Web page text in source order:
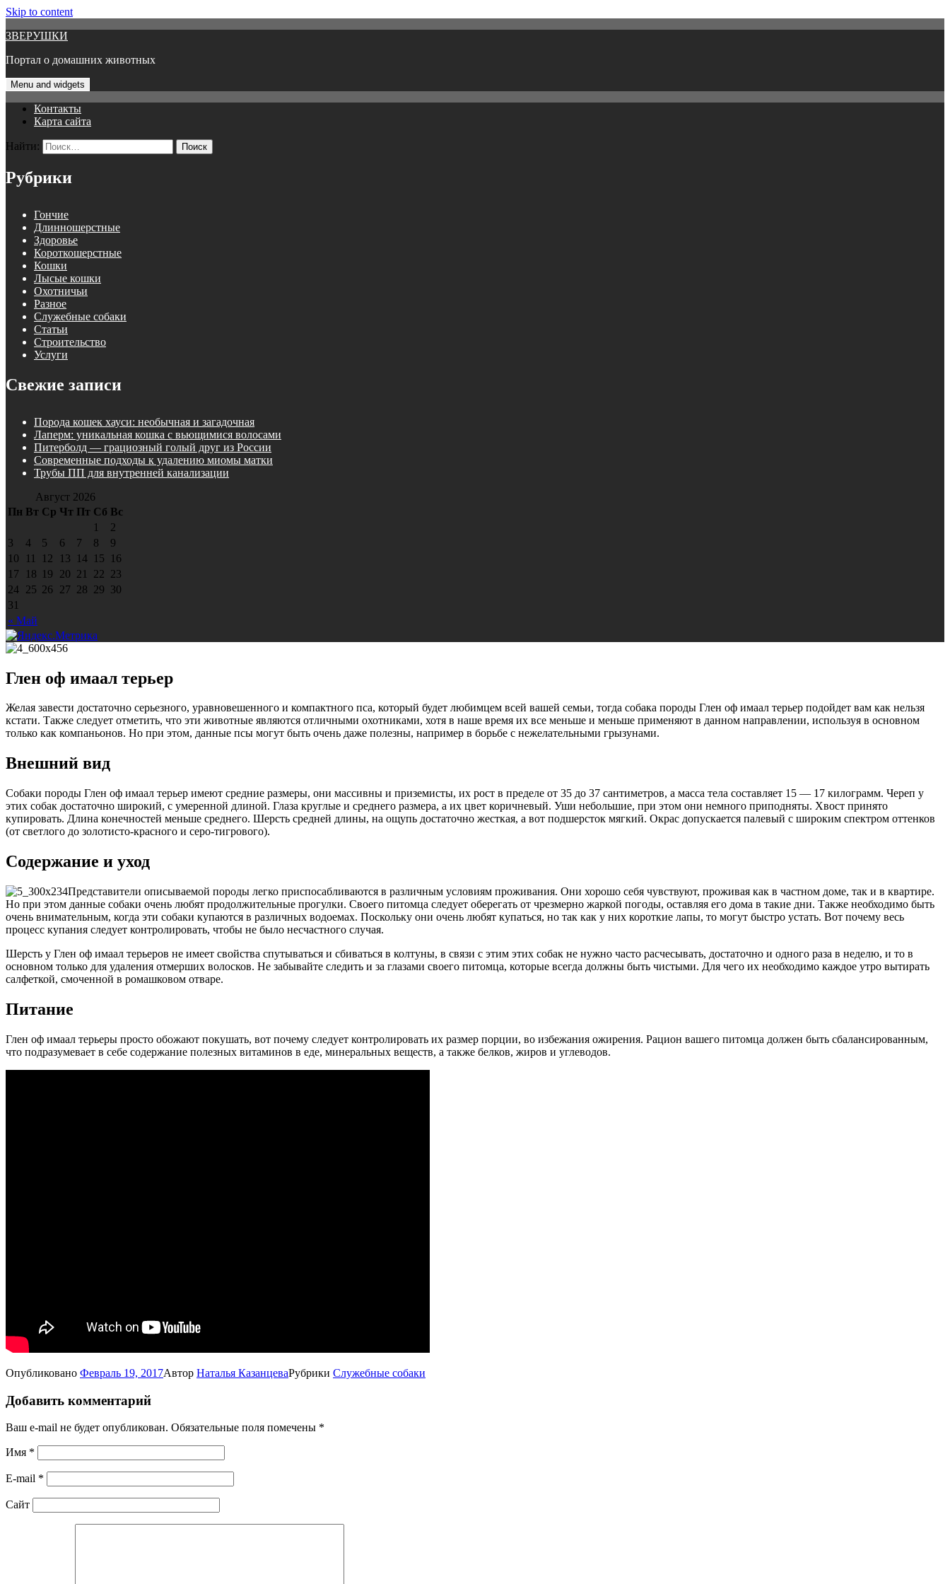
Skip to content
ЗВЕРУШКИ
Портал о домашних животных
Menu and widgets
Контакты
Карта сайта
Найти:
Рубрики
Гончие
Длинношерстные
Здоровье
Короткошерстные
Кошки
Лысые кошки
Охотничьи
Разное
Служебные собаки
Статьи
Строительство
Услуги
Свежие записи
Порода кошек хауси: необычная и загадочная
Лаперм: уникальная кошка с вьющимися волосами
Питерболд — грациозный голый друг из России
Современные подходы к удалению миомы матки
Трубы ПП для внутренней канализации
Август 2026
Пн Вт Ср Чт Пт Сб Вс
« Май
1
2
3
4 5 6 7 8
9
10
11 12 13 14 15
16
17
18 19 20 21 22 23
24 25 26 27 28 29 30
31
Глен оф имаал терьер
Желая завести достаточно серьезного, уравновешенного и компактного пса, который будет любимцем всей вашей семьи, тогда собака породы Глен оф имаал терьер подойдет вам как нельзя
кстати. Также следует отметить, что эти животные являются отличными охотниками, хотя в наше время их все меньше и меньше применяют в данном направлении, используя в основном
только как компаньонов. Но при этом, данные псы могут быть очень даже полезны, например в борьбе с нежелательными грызунами.
Внешний вид
Собаки породы Глен оф имаал терьер имеют средние размеры, они массивны и приземисты, их рост в пределе от 35 до 37 сантиметров, а масса тела составляет 15 — 17 килограмм. Череп у
этих собак достаточно широкий, с умеренной длиной. Глаза круглые и среднего размера, а их цвет коричневый. Уши небольшие, при этом они немного приподняты. Хвост принято
купировать. Длина конечностей меньше среднего. Шерсть средней длины, на ощупь достаточно жесткая, а вот подшерсток мягкий. Окрас допускается палевый с широким спектром оттенков
(от светлого до золотисто-красного и серо-тигрового).
Содержание и уход
Представители описываемой породы легко приспосабливаются в различным условиям проживания. Они хорошо себя чувствуют, проживая как в частном доме, так и в квартире.
Но при этом данные собаки очень любят продолжительные прогулки. Своего питомца следует оберегать от чрезмерно жаркой погоды, оставляя его дома в такие дни. Также необходимо быть
очень внимательным, когда эти собаки купаются в различных водоемах. Поскольку они очень любят купаться, но так как у них короткие лапы, то могут быстро устать. Вот почему весь
процесс купания следует контролировать, чтобы не было несчастного случая.
Шерсть у Глен оф имаал терьеров не имеет свойства спутываться и сбиваться в колтуны, в связи с этим этих собак не нужно часто расчесывать, достаточно и одного раза в неделю, и то в
основном только для удаления отмерших волосков. Не забывайте следить и за глазами своего питомца, которые всегда должны быть чистыми. Для чего их необходимо каждое утро вытирать
салфеткой, смоченной в ромашковом отваре.
Питание
Глен оф имаал терьеры просто обожают покушать, вот почему следует контролировать их размер порции, во избежания ожирения. Рацион вашего питомца должен быть сбалансированным,
что подразумевает в себе содержание полезных витаминов в еде, минеральных веществ, а также белков, жиров и углеводов.
Опубликовано Февраль 19, 2017Автор Наталья КазанцеваРубрики Служебные собаки
Добавить комментарий
Ваш e-mail не будет опубликован. Обязательные поля помечены *
Имя *
E-mail *
Сайт